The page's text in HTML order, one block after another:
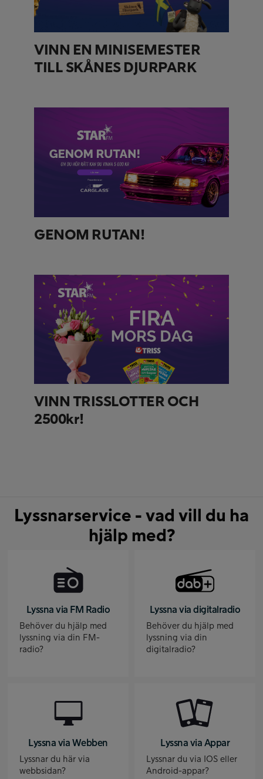
VINN EN MINISEMESTER
TILL SKÅNES DJURPARK
GENOM RUTAN!
VINN TRISSLOTTER OCH
2500kr!
Lyssnarservice - vad vill du ha
hjälp med?
Lyssna via FM Radio
Behöver du hjälp med
lyssning via din FM-
radio?
Lyssna via digitalradio
Behöver du hjälp med
lyssning via din
digitalradio?
Lyssna via Webben
Lyssnar du här via
webbsidan?
Lyssna via Appar
Lyssnar du via IOS eller
Android-appar?